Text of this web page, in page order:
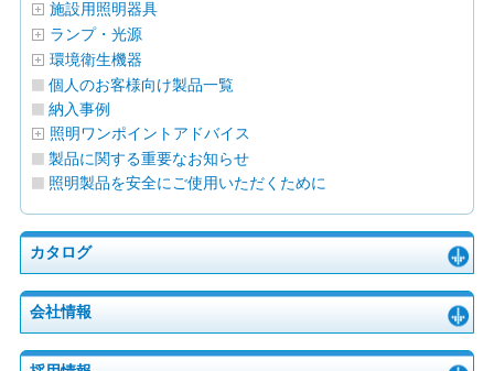
施設用照明器具
ランプ・光源
環境衛生機器
個人のお客様向け製品一覧
納入事例
照明ワンポイントアドバイス
製品に関する重要なお知らせ
照明製品を安全にご使用いただくために
カタログ
会社情報